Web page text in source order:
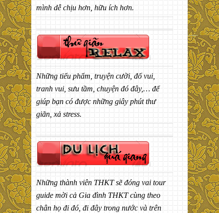
mình dễ chịu hơn, hữu ích hơn.
Những tiểu phẩm, truyện cười, đố vui,
tranh vui, sưu tầm, chuyện đó đây,… để
giúp bạn có được những giây phút thư
giãn, xả stress.
Những thành viên THKT sẽ đóng vai tour
guide mời cả Gia đình THKT cùng theo
chân họ đi đó, đi đây trong nước và trên